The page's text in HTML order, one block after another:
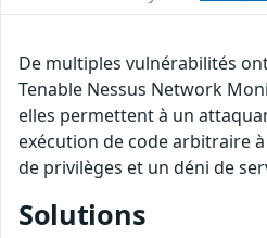
De multiples vulnérabilités
Tenable Nessus Network
elles permettent à un
exécution de code arbitraire
de privilèges et un déni de
Solutions